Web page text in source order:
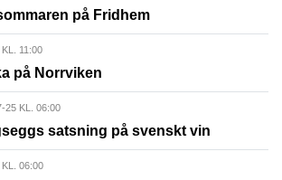
på Fridhem
11:00
på Norrviken
25 KL. 06:00
satsning på svenskt vin
06:00